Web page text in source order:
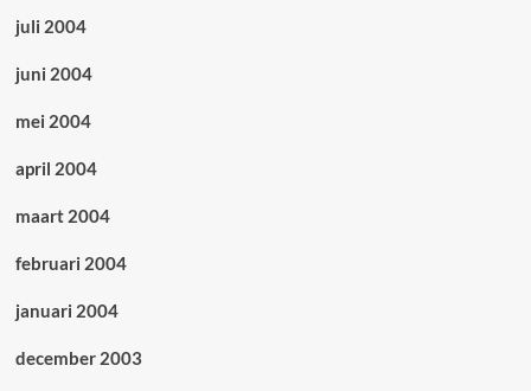
juli 2004
juni 2004
mei 2004
april 2004
maart 2004
februari 2004
januari 2004
december 2003